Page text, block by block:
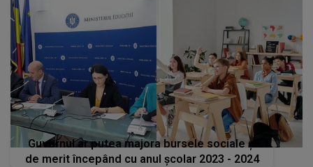
Guvernul ar putea majora bursele sociale și
de merit începând cu anul școlar 2023 - 2024